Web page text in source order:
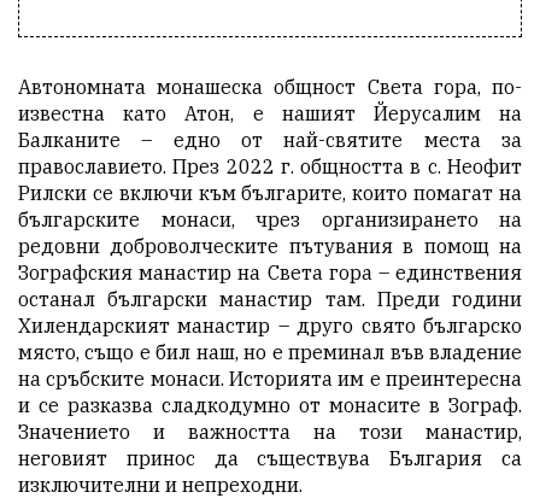
Автономната монашеска общност Света гора, по-
известна като Атон, е нашият Йерусалим на
Балканите – едно от най-святите места за
православието. През 2022 г. общността в с. Неофит
Рилски се включи към българите, които помагат на
българските монаси, чрез организирането на
редовни доброволческите пътувания в помощ на
Зографския манастир на Света гора – единствения
останал български манастир там. Преди години
Хилендарският манастир – друго свято българско
място, също е бил наш, но е преминал във владение
на сръбските монаси. Историята им е преинтересна
и се разказва сладкодумно от монасите в Зограф.
Значението и важността на този манастир,
неговият принос да съществува България са
изключителни и непреходни.